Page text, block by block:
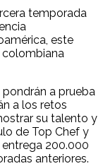
temporada
este
a prueba
a los retos
su talento y
de Top Chef y
200.000
anteriores.